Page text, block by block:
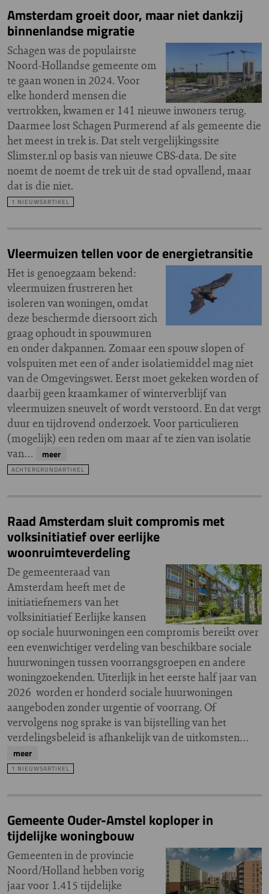
Amsterdam groeit door, maar niet dankzij
binnenlandse migratie
Schagen was de populairste
Noord-Hollandse gemeente om
te gaan wonen in 2024. Voor
elke honderd mensen die
vertrokken, kwamen er 141 nieuwe inwoners terug.
Daarmee lost Schagen Purmerend af als gemeente die
het meest in trek is. Dat stelt vergelijkingssite
Slimster.nl op basis van nieuwe CBS-data. De site
noemt de noemt de trek uit de stad opvallend, maar
dat is die niet.
1 NIEUWSARTIKEL
Vleermuizen tellen voor de energietransitie
Het is genoegzaam bekend:
vleermuizen frustreren het
isoleren van woningen, omdat
deze beschermde diersoort zich
graag ophoudt in spouwmuren
en onder dakpannen. Zomaar een spouw slopen of
volspuiten met een of ander isolatiemiddel mag niet
van de Omgevingswet. Eerst moet gekeken worden of
daarbij geen kraamkamer of winterverblijf van
vleermuizen sneuvelt of wordt verstoord. En dat vergt
duur en tijdrovend onderzoek. Voor particulieren
(mogelijk) een reden om maar af te zien van isolatie
van…
meer
ACHTERGRONDARTIKEL
Raad Amsterdam sluit compromis met
volksinitiatief over eerlijke
woonruimteverdeling
De gemeenteraad van
Amsterdam heeft met de
initiatiefnemers van het
volksinitiatief Eerlijke kansen
op sociale huurwoningen een compromis bereikt over
een evenwichtiger verdeling van beschikbare sociale
huurwoningen tussen voorrangsgroepen en andere
woningzoekenden. Uiterlijk in het eerste half jaar van
2026 worden er honderd sociale huurwoningen
aangeboden zonder urgentie of voorrang. Of
vervolgens nog sprake is van bijstelling van het
verdelingsbeleid is afhankelijk van de uitkomsten…
meer
1 NIEUWSARTIKEL
Gemeente Ouder-Amstel koploper in
tijdelijke woningbouw
Gemeenten in de provincie
Noord/Holland hebben vorig
jaar voor 1.415 tijdelijke